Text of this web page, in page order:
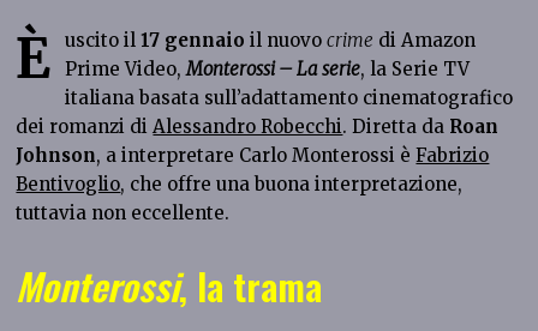
Ѐ uscito il17 gennaio il nuovocrime di Amazon
Prime Video,Monterossi – La serie, la Serie TV
italiana basata sull’adattamento cinematografico
dei romanzi diAlessandro Robecchi. Diretta da Roan
Johnson, a interpretare Carlo Monterossi èFabrizio
Bentivoglio, che offre una buona interpretazione,
tuttavia non eccellente.
Monterossi, la trama